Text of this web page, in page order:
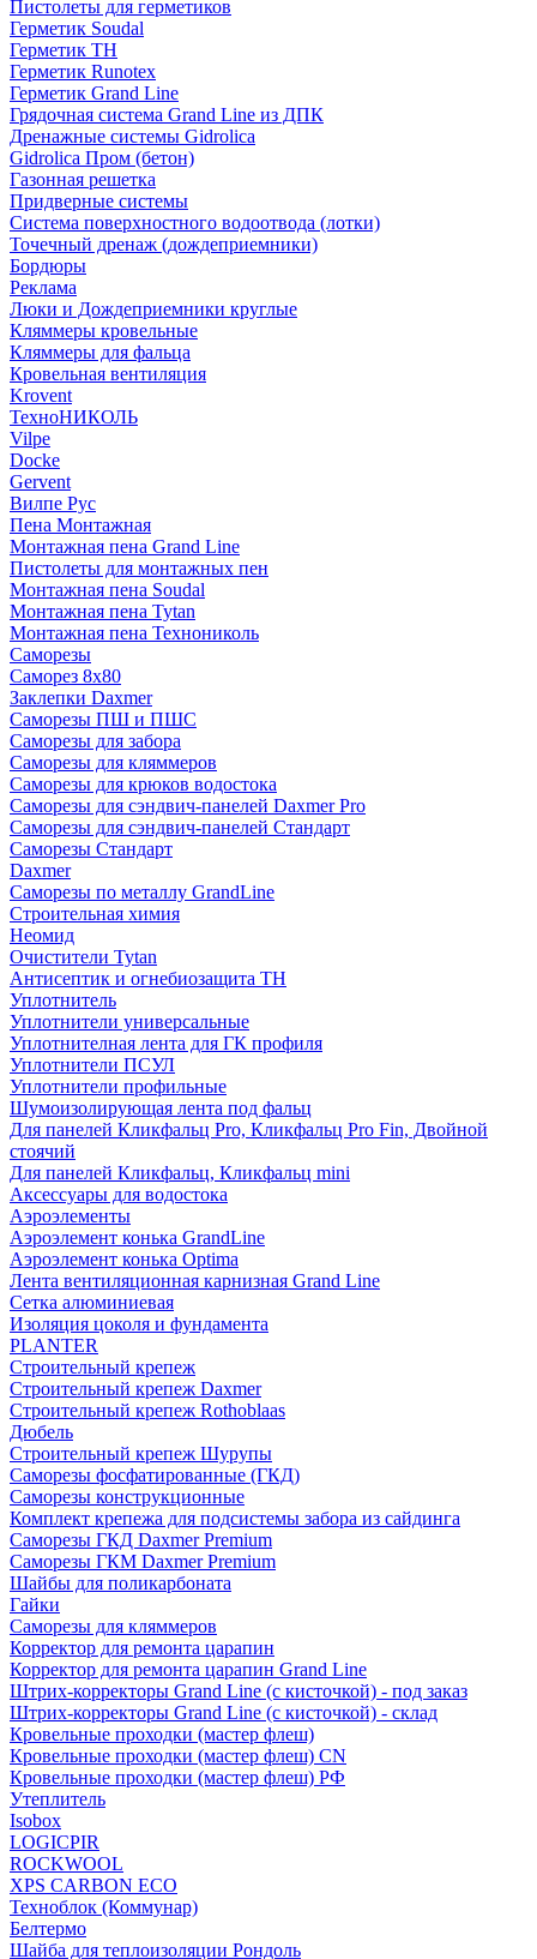
Пистолеты для герметиков
Герметик Soudal
Герметик ТН
Герметик Runotex
Герметик Grand Line
Грядочная система Grand Line из ДПК
Дренажные системы Gidrolica
Gidrolica Пром (бетон)
Газонная решетка
Придверные системы
Система поверхностного водоотвода (лотки)
Точечный дренаж (дождеприемники)
Бордюры
Рекламa
Люки и Дождеприемники круглые
Кляммеры кровельные
Кляммеры для фальца
Кровельная вентиляция
Krovent
ТехноНИКОЛЬ
Vilpe
Docke
Gervent
Вилпе Рус
Пена Монтажнaя
Монтажная пена Grand Linе
Пистолеты для монтажных пен
Монтажная пена Soudal
Монтажная пена Tytan
Монтажная пена Технониколь
Саморезы
Саморез 8х80
Заклепки Daxmer
Саморезы ПШ и ПШС
Саморезы для забора
Саморезы для кляммеров
Саморезы для крюков водостока
Саморезы для сэндвич-панелей Daxmer Pro
Саморезы для сэндвич-панелей Стандарт
Саморезы Стандарт
Daxmer
Саморезы по металлу GrandLine
Строительная химия
Неомид
Очистители Tytan
Антисептик и огнебиозащита ТН
Уплотнитель
Уплотнители универсальные
Уплотнителная лента для ГК профиля
Уплотнители ПСУЛ
Уплотнители профильные
Шумоизолирующая лента под фальц
Для панелей Кликфальц Pro, Кликфальц Pro Fin, Двойной
стоячий
Для панелей Кликфальц, Кликфальц mini
Аксессуары для водостока
Аэроэлементы
Аэроэлемент конька GrandLine
Аэроэлемент конька Optima
Лента вентиляционная карнизная Grand Line
Сетка алюминиевая
Изоляция цоколя и фундамента
PLANTER
Строительный крепеж
Строительный крепеж Daxmer
Строительный крепеж Rothoblaas
Дюбель
Строительный крепеж Шурупы
Саморeзы фосфатированные (ГКД)
Саморезы конструкционные
Комплект крепежа для подсистемы забора из сайдинга
Саморезы ГКД Daxmer Premium
Саморезы ГКМ Daxmer Premium
Шайбы для поликарбоната
Гайки
Саморезы для кляммеров
Корректор для ремонта царапин
Корректор для ремонта царапин Grand Line
Штрих-корректоры Grand Line (с кисточкой) - под заказ
Штрих-корректоры Grand Line (с кисточкой) - склад
Кровельные проходки (мастер флеш)
Кровельные проходки (мастер флеш) CN
Кровельные проходки (мастер флеш) РФ
Утеплитель
Isobox
LOGICPIR
ROCKWOOL
XPS CARBON ECO
Техноблок (Коммунар)
Белтермо
Шайба для теплоизоляции Рондоль